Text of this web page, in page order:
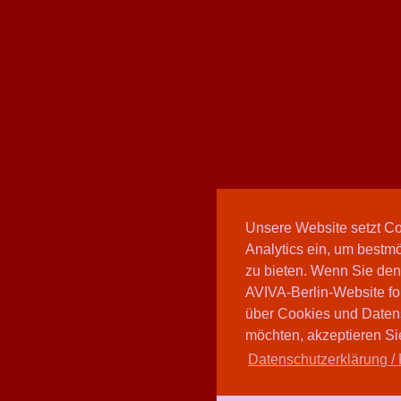
Unsere Website setzt
Analytics ein, um
zu bieten. Wenn Sie
AVIVA-Berlin-Website
über Cookies und
möchten, akzeptieren
Datenschutzerklärung /